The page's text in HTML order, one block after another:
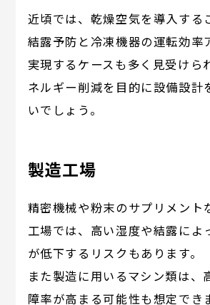
近頃では、乾燥空気を導入する
結露予防と冷凍機器の運転効率
実現するケースも多く見受けら
ネルギー削減を目的に設備設計
いでしょう。
製造工場
精密機械や粉末のサプリメント
工場では、高い湿度や結露によ
が低下するリスクもあります。
また製造に用いるマシン類は、
障率が高まる可能性も想定でき